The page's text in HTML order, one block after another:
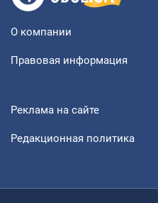
О компании
Правовая информация
Реклама на сайте
Редакционная политика